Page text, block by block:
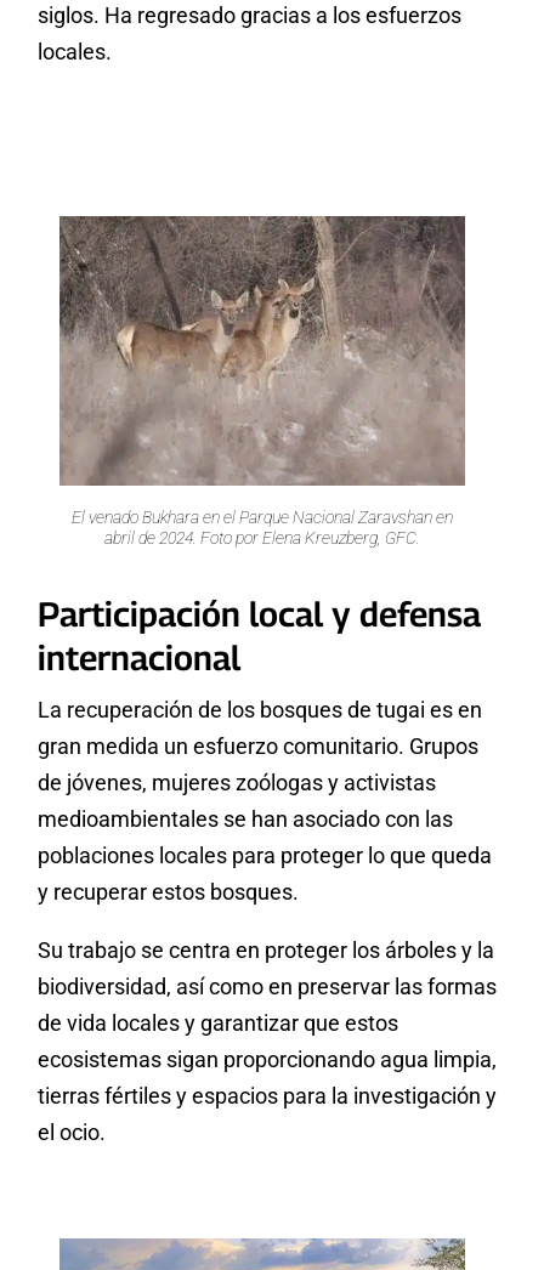
siglos. Ha regresado gracias a los esfuerzos
locales.
El venado Bukhara en el Parque Nacional Zaravshan en
abril de 2024. Foto por Elena Kreuzberg, GFC.
Participación local y defensa
internacional
La recuperación de los bosques de tugai es en
gran medida un esfuerzo comunitario. Grupos
de jóvenes, mujeres zoólogas y activistas
medioambientales se han asociado con las
poblaciones locales para proteger lo que queda
y recuperar estos bosques.
Su trabajo se centra en proteger los árboles y la
biodiversidad, así como en preservar las formas
de vida locales y garantizar que estos
ecosistemas sigan proporcionando agua limpia,
tierras fértiles y espacios para la investigación y
el ocio.